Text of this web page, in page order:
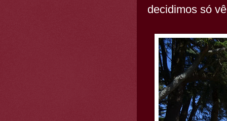
decidimos só